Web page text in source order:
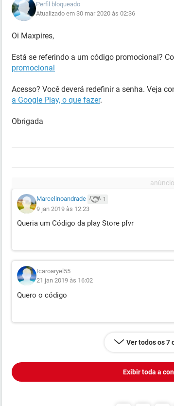
Perfil bloqueado
Atualizado em 30 mar 2020 às 02:36
Oi Maxpires,
Está se referindo a um código promocional?
promocional
Acesso? Você deverá redefinir a senha. Veja
a Google Play, o que fazer.
Obrigada
Marcelinoandrade 1
9 jan 2019 às 12:23
Queria um Código da play Store pfvr
Icaroaryel55
21 jan 2019 às 16:02
Quero o código
Ver todos os 7
Exibir toda a